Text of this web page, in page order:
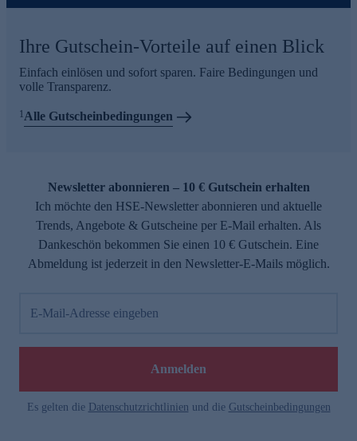
Ihre Gutschein-Vorteile auf einen Blick
Einfach einlösen und sofort sparen. Faire Bedingungen und
volle Transparenz.
1 Alle Gutscheinbedingungen
Newsletter abonnieren – 10 € Gutschein erhalten
Ich möchte den HSE-Newsletter abonnieren und aktuelle
Trends, Angebote & Gutscheine per E-Mail erhalten. Als
Dankeschön bekommen Sie einen 10 € Gutschein. Eine
Abmeldung ist jederzeit in den Newsletter-E-Mails möglich.
E-Mail-Adresse eingeben
Anmelden
Es gelten die Datenschutzrichtlinien und die Gutscheinbedingungen